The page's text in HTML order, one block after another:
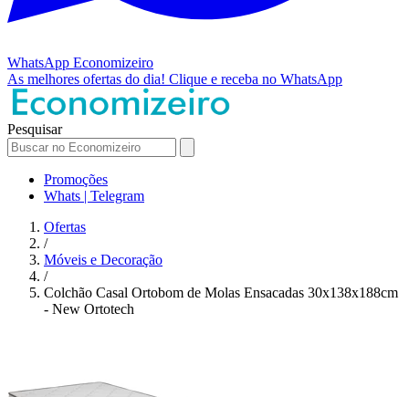
WhatsApp Economizeiro
As melhores ofertas do dia! Clique e receba no WhatsApp
Pesquisar
Promoções
Whats | Telegram
Ofertas
/
Móveis e Decoração
/
Colchão Casal Ortobom de Molas Ensacadas 30x138x188cm
- New Ortotech